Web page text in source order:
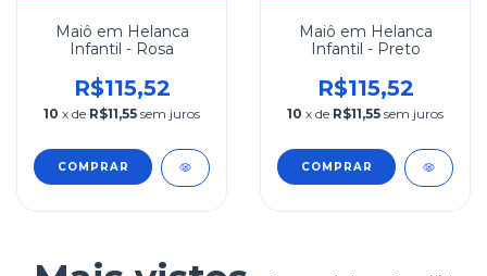
Maiô em Helanca
Infantil - Rosa
R$115,52
10 x de R$11,55 sem juros
COMPRAR
Maiô em Helanca
Infantil - Preto
R$115,52
10 x de R$11,55 sem juros
COMPRAR